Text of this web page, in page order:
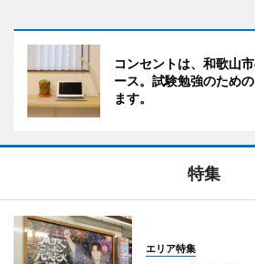
コンセントは、和歌山
ース。試験勉強のため
ます。
特集
エリア特集